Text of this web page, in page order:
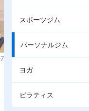
スポーツジム
パーソナルジム
ヨガ
ピラティス